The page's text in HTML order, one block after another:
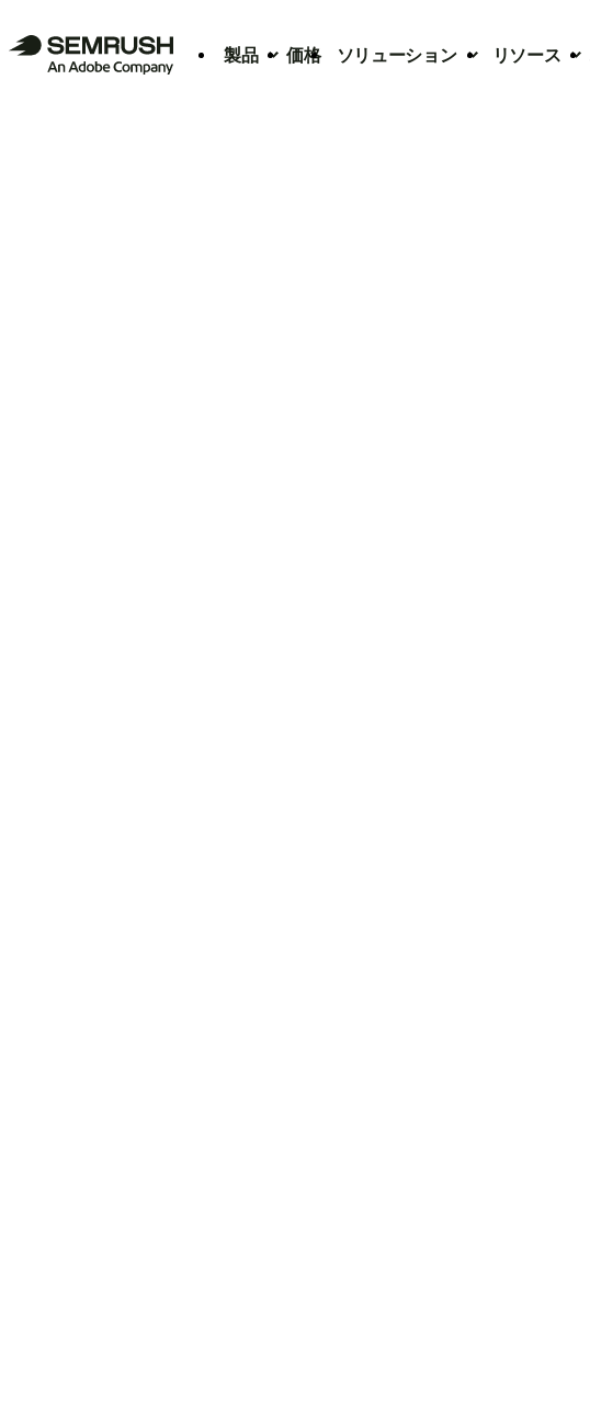
製品 価格 ソリューション リソース